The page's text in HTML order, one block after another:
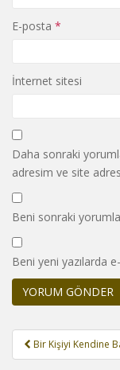
E-posta *
İnternet sitesi
Daha sonraki
adresim ve site
Beni sonraki
Beni yeni yazılarda
Yazı
gezinmesi
Bir Kişiyi Kendine